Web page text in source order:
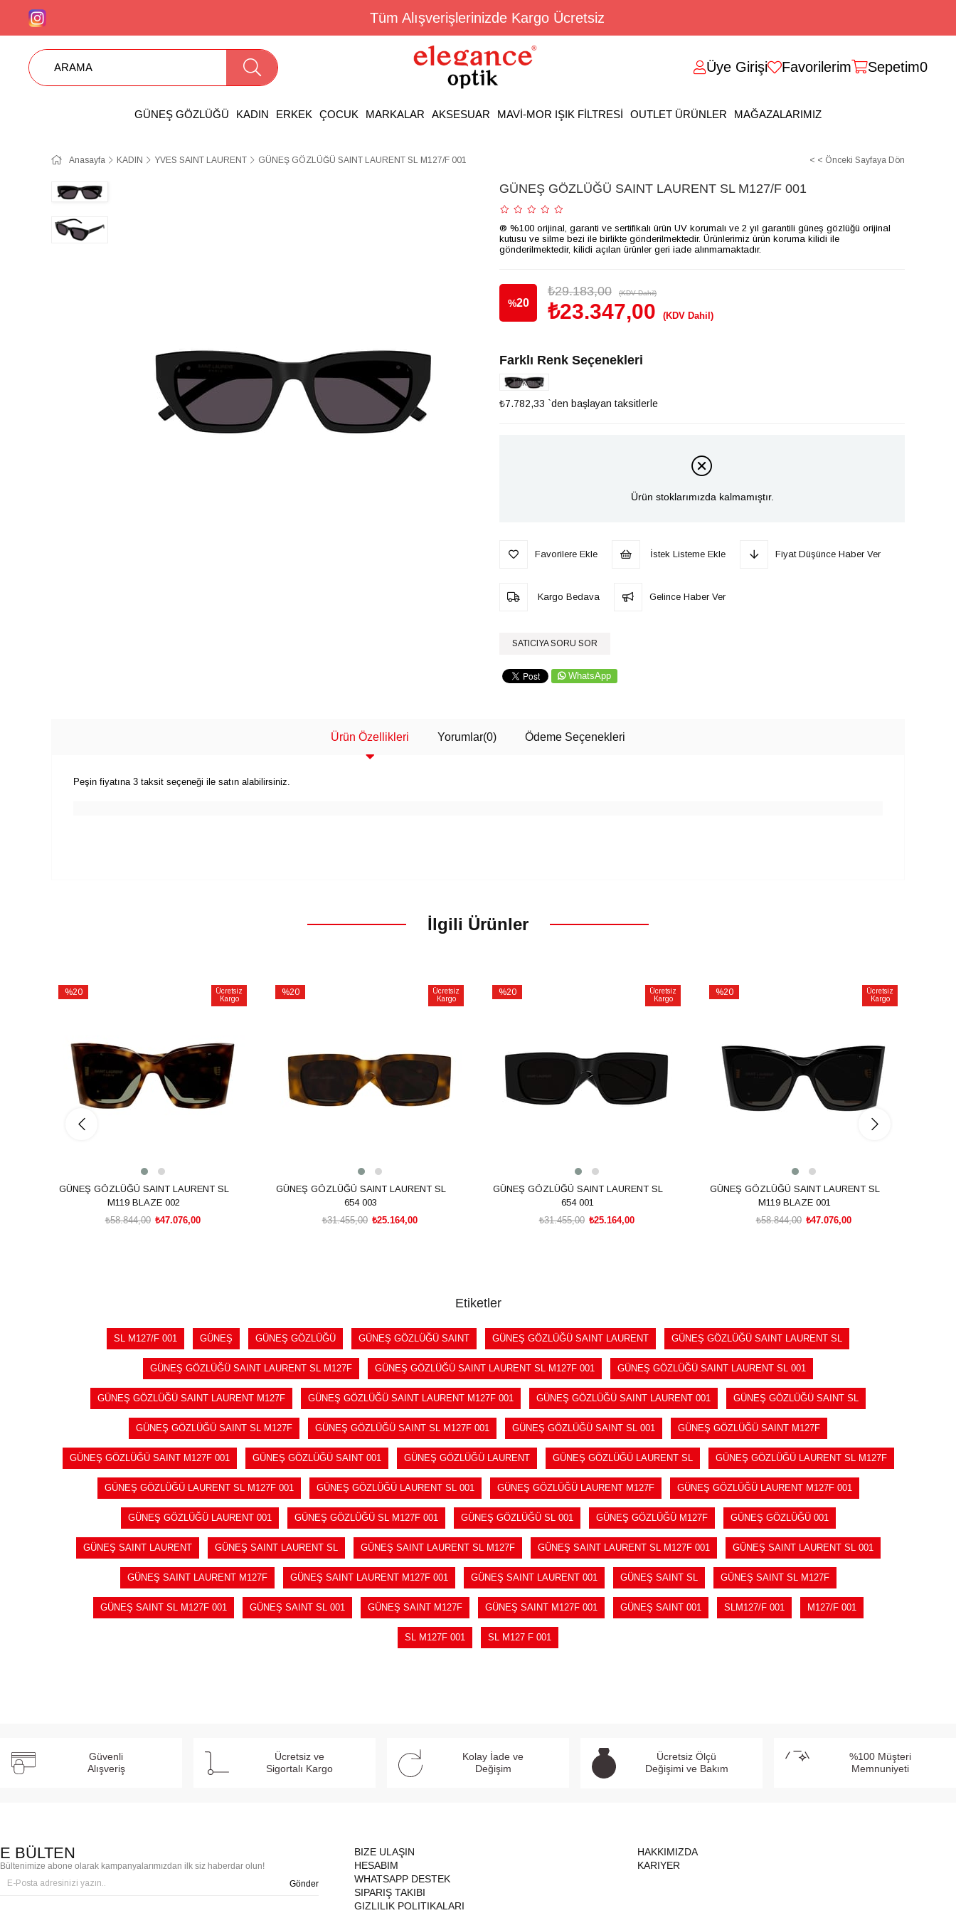
Tüm Alışverişlerinizde Kargo Ücretsiz
Üye Girişi Favorilerim Sepetim0
GÜNEŞ GÖZLÜĞÜ KADIN ERKEK ÇOCUK MARKALAR AKSESUAR MAVİ-MOR IŞIK FİLTRESİ OUTLET ÜRÜNLER MAĞAZALARIMIZ
Anasayfa KADIN YVES SAINT LAURENT GÜNEŞ GÖZLÜĞÜ SAINT LAURENT SL M127/F 001 < < Önceki Sayfaya Dön
GÜNEŞ GÖZLÜĞÜ SAINT LAURENT SL M127/F 001
® %100 orijinal, garanti ve sertifikalı ürün UV korumalı ve 2 yıl garantili güneş gözlüğü orijinal
kutusu ve silme bezi ile birlikte gönderilmektedir. Ürünlerimiz ürün koruma kilidi ile
gönderilmektedir, kilidi açılan ürünler geri iade alınmamaktadır.
%20
₺29.183,00 (KDV Dahil)
₺23.347,00 (KDV Dahil)
Farklı Renk Seçenekleri
Tükendi
₺7.782,33 `den başlayan taksitlerle
Ürün stoklarımızda kalmamıştır.
Favorilere Ekle İstek Listeme Ekle Fiyat Düşünce Haber Ver
Kargo Bedava Gelince Haber Ver
SATICIYA SORU SOR
WhatsApp
Ürün Özellikleri Yorumlar(0) Ödeme Seçenekleri
Peşin fiyatına 3 taksit seçeneği ile satın alabilirsiniz.
İlgili Ürünler
%20
Ücretsiz
Kargo
GÜNEŞ GÖZLÜĞÜ SAINT LAURENT SL
M119 BLAZE 002
₺47.076,00
₺58.844,00
%20
Ücretsiz
Kargo
GÜNEŞ GÖZLÜĞÜ SAINT LAURENT SL
654 003
₺25.164,00
₺31.455,00
%20
Ücretsiz
Kargo
GÜNEŞ GÖZLÜĞÜ SAINT LAURENT SL
654 001
₺25.164,00
₺31.455,00
%20
Ücretsiz
Kargo
GÜNEŞ GÖZLÜĞÜ SAINT LAURENT SL
M119 BLAZE 001
₺47.076,00
₺58.844,00
Etiketler
SL M127/F 001 GÜNEŞ GÜNEŞ GÖZLÜĞÜ GÜNEŞ GÖZLÜĞÜ SAINT GÜNEŞ GÖZLÜĞÜ SAINT LAURENT GÜNEŞ GÖZLÜĞÜ SAINT LAURENT SL
GÜNEŞ GÖZLÜĞÜ SAINT LAURENT SL M127F GÜNEŞ GÖZLÜĞÜ SAINT LAURENT SL M127F 001 GÜNEŞ GÖZLÜĞÜ SAINT LAURENT SL 001
GÜNEŞ GÖZLÜĞÜ SAINT LAURENT M127F GÜNEŞ GÖZLÜĞÜ SAINT LAURENT M127F 001 GÜNEŞ GÖZLÜĞÜ SAINT LAURENT 001 GÜNEŞ GÖZLÜĞÜ SAINT SL
GÜNEŞ GÖZLÜĞÜ SAINT SL M127F GÜNEŞ GÖZLÜĞÜ SAINT SL M127F 001 GÜNEŞ GÖZLÜĞÜ SAINT SL 001 GÜNEŞ GÖZLÜĞÜ SAINT M127F
GÜNEŞ GÖZLÜĞÜ SAINT M127F 001 GÜNEŞ GÖZLÜĞÜ SAINT 001 GÜNEŞ GÖZLÜĞÜ LAURENT GÜNEŞ GÖZLÜĞÜ LAURENT SL GÜNEŞ GÖZLÜĞÜ LAURENT SL M127F
GÜNEŞ GÖZLÜĞÜ LAURENT SL M127F 001 GÜNEŞ GÖZLÜĞÜ LAURENT SL 001 GÜNEŞ GÖZLÜĞÜ LAURENT M127F GÜNEŞ GÖZLÜĞÜ LAURENT M127F 001
GÜNEŞ GÖZLÜĞÜ LAURENT 001 GÜNEŞ GÖZLÜĞÜ SL M127F 001 GÜNEŞ GÖZLÜĞÜ SL 001 GÜNEŞ GÖZLÜĞÜ M127F GÜNEŞ GÖZLÜĞÜ 001
GÜNEŞ SAINT LAURENT GÜNEŞ SAINT LAURENT SL GÜNEŞ SAINT LAURENT SL M127F GÜNEŞ SAINT LAURENT SL M127F 001 GÜNEŞ SAINT LAURENT SL 001
GÜNEŞ SAINT LAURENT M127F GÜNEŞ SAINT LAURENT M127F 001 GÜNEŞ SAINT LAURENT 001 GÜNEŞ SAINT SL GÜNEŞ SAINT SL M127F
GÜNEŞ SAINT SL M127F 001 GÜNEŞ SAINT SL 001 GÜNEŞ SAINT M127F GÜNEŞ SAINT M127F 001 GÜNEŞ SAINT 001 SLM127/F 001 M127/F 001
SL M127F 001 SL M127 F 001
Güvenli
Alışveriş
Ücretsiz ve
Sigortalı Kargo
Kolay İade ve
Değişim
Ücretsiz Ölçü
Değişimi ve Bakım
%100 Müşteri
Memnuniyeti
E BÜLTEN
Bültenimize abone olarak kampanyalarımızdan ilk siz haberdar olun!
Gönder
BIZE ULAŞIN
HESABIM
WHATSAPP DESTEK
SIPARIŞ TAKIBI
GIZLILIK POLITIKALARI
HAKKIMIZDA
KARIYER